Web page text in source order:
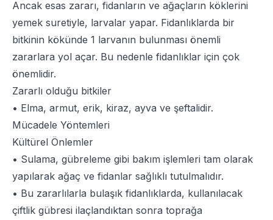
Ancak esas zararı, fidanların ve ağaçların köklerini
yemek suretiyle, larvalar yapar. Fidanlıklarda bir
bitkinin kökünde 1 larvanın bulunması önemli
zararlara yol açar. Bu nedenle fidanlıklar için çok
önemlidir.
Zararlı olduğu bitkiler
• Elma, armut, erik, kiraz, ayva ve şeftalidir.
Mücadele Yöntemleri
Kültürel Önlemler
• Sulama, gübreleme gibi bakım işlemleri tam olarak
yapılarak ağaç ve fidanlar sağlıklı tutulmalıdır.
• Bu zararlılarla bulaşık fidanlıklarda, kullanılacak
çiftlik gübresi ilaçlandıktan sonra toprağa